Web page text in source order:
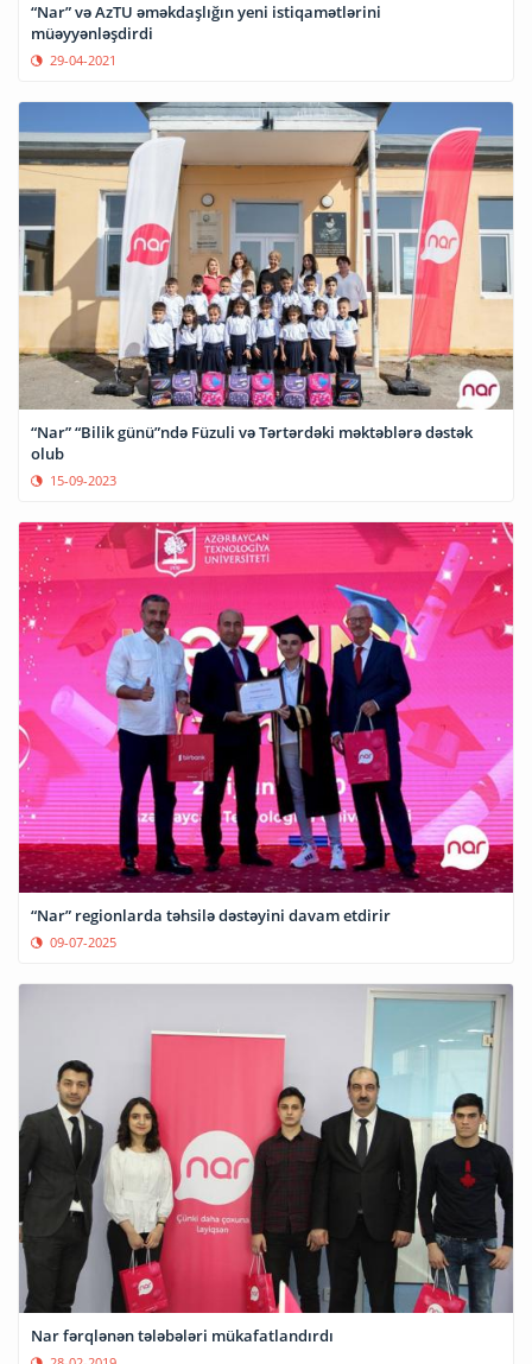
“Nar” və AzTU əməkdaşlığın yeni istiqamətlərini
müəyyənləşdirdi
29-04-2021
“Nar” “Bilik günü”ndə Füzuli və Tərtərdəki məktəblərə dəstək
olub
15-09-2023
“Nar” regionlarda təhsilə dəstəyini davam etdirir
09-07-2025
Nar fərqlənən tələbələri mükafatlandırdı